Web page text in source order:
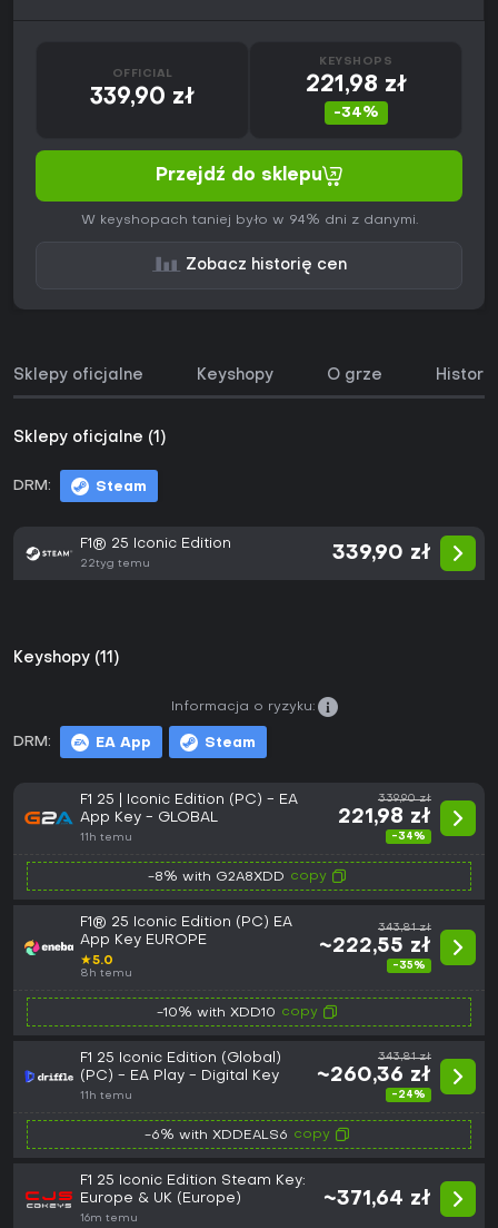
OFFICIAL
339,90 zł
KEYSHOPS
221,98 zł
-34%
Przejdź do sklepu
W keyshopach taniej było w 94% dni z danymi.
Zobacz historię cen
Sklepy oficjalne Keyshopy O grze
Sklepy oficjalne (1)
DRM: Steam
F1® 25 Iconic Edition
22tyg temu
339,90 zł
Keyshopy (11)
DRM: EA App Steam
Informacja o ryzyku:
F1 25 | Iconic Edition (PC) - EA
App Key - GLOBAL
11h temu
339,90 zł
221,98 zł
-34%
-8% with G2A8XDD copy
F1® 25 Iconic Edition (PC) EA
App Key EUROPE
★5.0
8h temu
343,81 zł
~222,55 zł
-35%
-10% with XDD10 copy
F1 25 Iconic Edition (Global)
(PC) - EA Play - Digital Key
11h temu
343,81 zł
~260,36 zł
-24%
-6% with XDDEALS6 copy
F1 25 Iconic Edition Steam Key:
Europe & UK (Europe)
16m temu
~371,64 zł